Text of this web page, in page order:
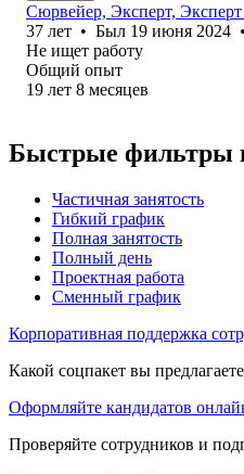
Сюрвейер, Эксперт,
37 лет • Был 19 июня 2024 •
Не ищет работу
Общий опыт
19 лет 8 месяцев
Быстрые фильтры
Частичная занятость
Гибкий график
Полная занятость
Полный день
Проектная работа
Сменный график
Корпоративная поддержка
Какой соцпакет вы
Оформляйте кандидатов
Проверяйте сотрудников и